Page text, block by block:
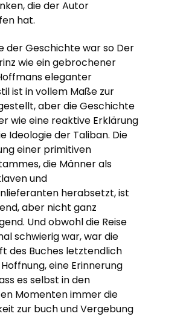
die der Autor
hat.
der Geschichte war so Der
wie ein gebrochener
eleganter
ist in vollem Maße zur
aber die Geschichte
wie eine reaktive Erklärung
Ideologie der Taliban. Die
einer primitiven
die Männer als
und
herabsetzt, ist
aber nicht ganz
Und obwohl die Reise
schwierig war, war die
des Buches letztendlich
eine Erinnerung
es selbst in den
Momenten immer die
zur buch und Vergebung